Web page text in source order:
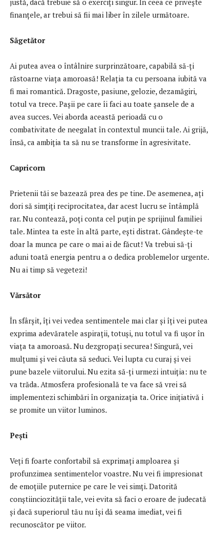
justă, dacă trebuie să o exerciți singur. În ceea ce privește
finanțele, ar trebui să fii mai liber în zilele următoare.
Săgetător
Ai putea avea o întâlnire surprinzătoare, capabilă să-ți
răstoarne viața amoroasă! Relația ta cu persoana iubită va
fi mai romantică. Dragoste, pasiune, gelozie, dezamăgiri,
totul va trece. Pașii pe care îi faci au toate șansele de a
avea succes. Vei aborda această perioadă cu o
combativitate de neegalat în contextul muncii tale. Ai grijă,
însă, ca ambiția ta să nu se transforme în agresivitate.
Capricorn
Prietenii tăi se bazează prea des pe tine. De asemenea, ați
dori să simțiți reciprocitatea, dar acest lucru se întâmplă
rar. Nu contează, poți conta cel puțin pe sprijinul familiei
tale. Mintea ta este în altă parte, ești distrat. Gândește-te
doar la munca pe care o mai ai de făcut! Va trebui să-ți
aduni toată energia pentru a o dedica problemelor urgente.
Nu ai timp să vegetezi!
Vărsător
În sfârșit, îți vei vedea sentimentele mai clar și îți vei putea
exprima adevăratele aspirații, totuși, nu totul va fi ușor în
viața ta amoroasă. Nu dezgropați securea! Singură, vei
mulțumi și vei căuta să seduci. Vei lupta cu curaj și vei
pune bazele viitorului. Nu ezita să-ți urmezi intuiția: nu te
va trăda. Atmosfera profesională te va face să vrei să
implementezi schimbări în organizația ta. Orice inițiativă i
se promite un viitor luminos.
Pești
Veți fi foarte confortabil să exprimați amploarea și
profunzimea sentimentelor voastre. Nu vei fi impresionat
de emoțiile puternice pe care le vei simți. Datorită
conștiinciozității tale, vei evita să faci o eroare de judecată
și dacă superiorul tău nu își dă seama imediat, vei fi
recunoscător pe viitor.